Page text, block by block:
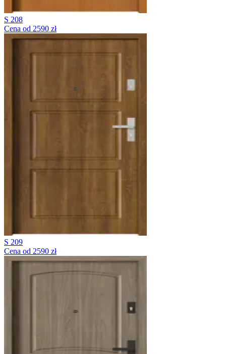
S 208
Cena od 2590 zł
S 209
Cena od 2590 zł